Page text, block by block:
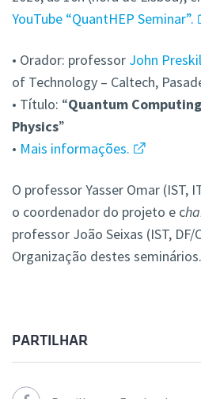
YouTube “QuantHEP Seminar”.
• Orador: professor John
of Technology – Caltech,
• Título: “Quantum
Physics”
• Mais informações.
O professor Yasser Omar (IST,
o coordenador do projeto e c
professor João Seixas (IST,
Organização destes seminários.
PARTILHAR